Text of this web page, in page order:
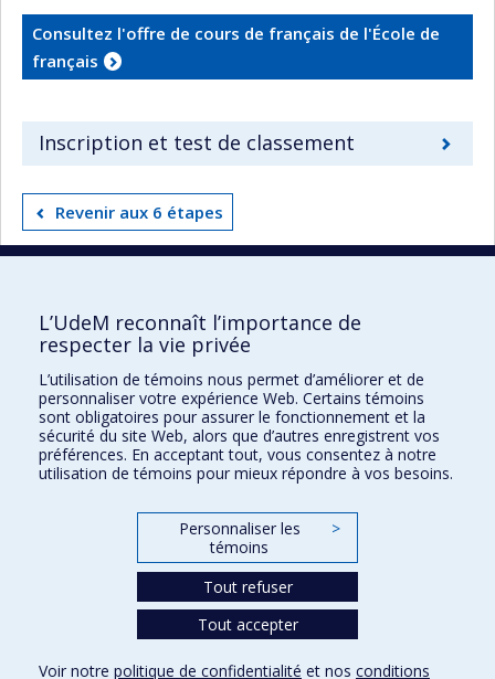
Consultez l'offre de cours de français de l'École de
français
Inscription et test de classement
Revenir aux 6 étapes
UdeM international
3744, rue Jean-Brillant
Bureau 581, 5e étage
Montréal (Québec)
Canada H3T 1P1
Pour nous joindre
L’UdeM reconnaît l’importance de
respecter la vie privée
L’utilisation de témoins nous permet d’améliorer et de
personnaliser votre expérience Web. Certains témoins
sont obligatoires pour assurer le fonctionnement et la
sécurité du site Web, alors que d’autres enregistrent vos
préférences. En acceptant tout, vous consentez à notre
utilisation de témoins pour mieux répondre à vos besoins.
Personnaliser les
témoins
>
Tout refuser
Tout accepter
Voir notre politique de confidentialité et nos conditions